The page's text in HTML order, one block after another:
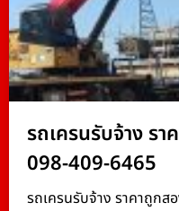
รถเครนรับจ้าง ร
098-409-6465
รถเครนรับจ้าง ราคาถูกส